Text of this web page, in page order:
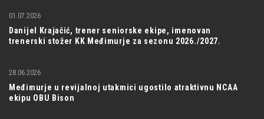
Danijel Krajačić, trener seniorske ekipe, imenovan
trenerski stožer KK Međimurje za sezonu 2026./2027.
01.07.2026
Međimurje u revijalnoj utakmici ugostilo atraktivnu NCAA
ekipu OBU Bison
28.06.2026